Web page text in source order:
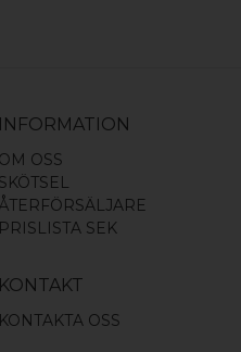
INFORMATION
OM OSS
SKÖTSEL
ÅTERFÖRSÄLJARE
PRISLISTA SEK
KONTAKT
KONTAKTA OSS